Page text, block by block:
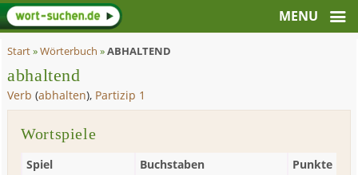
Start»Wörterbuch »ABHALTEND
abhaltend
Verb (abhalten), Partizip 1
Wortspiele
Spiel Buchstaben
Punkte